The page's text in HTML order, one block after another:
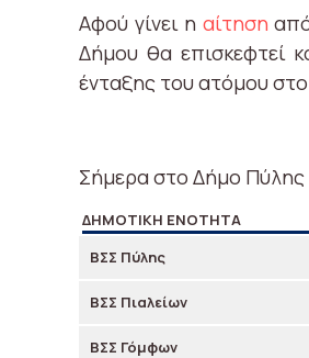
Αφού γίνει η αίτηση
Δήμου θα επισκεφτεί
ένταξης του ατόμου
Σήμερα στο Δήμο Πύλης
ΔΗΜΟΤΙΚΉ ΕΝΌΤΗΤΑ
ΒΣΣ Πύλης
ΒΣΣ Πιαλείων
ΒΣΣ Γόμφων